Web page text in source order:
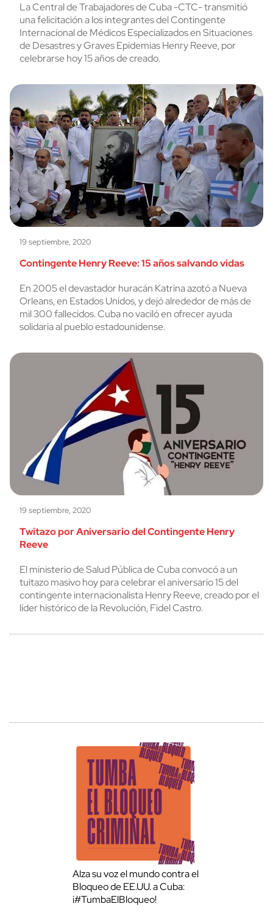
La Central de Trabajadores de Cuba -CTC- transmitió
una felicitación a los integrantes del Contingente
Internacional de Médicos Especializados en Situaciones
de Desastres y Graves Epidemias Henry Reeve, por
celebrarse hoy 15 años de creado.
19 septiembre, 2020
Contingente Henry Reeve: 15 años salvando vidas
En 2005 el devastador huracán Katrina azotó a Nueva
Orleans, en Estados Unidos, y dejó alrededor de más de
mil 300 fallecidos. Cuba no vaciló en ofrecer ayuda
solidaria al pueblo estadounidense.
19 septiembre, 2020
Twitazo por Aniversario del Contingente Henry
Reeve
El ministerio de Salud Pública de Cuba convocó a un
tuitazo masivo hoy para celebrar el aniversario 15 del
contingente internacionalista Henry Reeve, creado por el
líder histórico de la Revolución, Fidel Castro.
Alza su voz el mundo contra el
Bloqueo de EE.UU. a Cuba:
¡#TumbaElBloqueo!